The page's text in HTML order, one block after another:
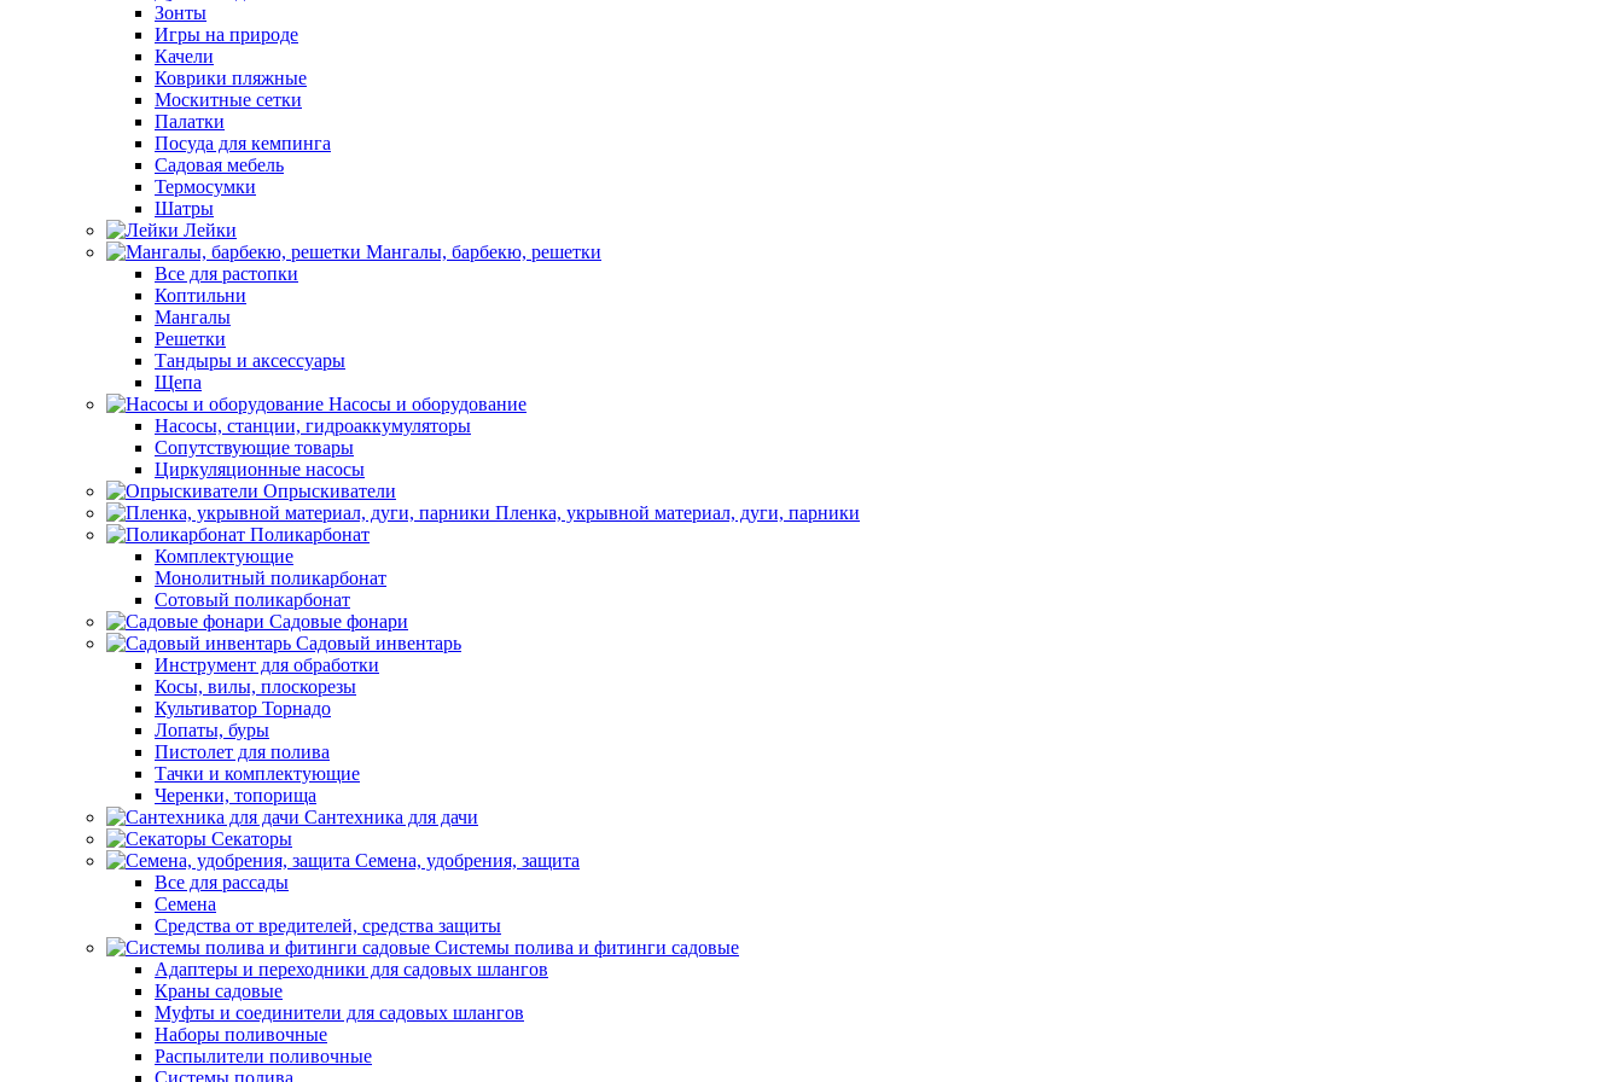
Зонты
Игры на природе
Качели
Коврики пляжные
Москитные сетки
Палатки
Посуда для кемпинга
Садовая мебель
Термосумки
Шатры
Лейки
Мангалы, барбекю, решетки
Все для растопки
Коптильни
Мангалы
Решетки
Тандыры и аксессуары
Щепа
Насосы и оборудование
Насосы, станции, гидроаккумуляторы
Сопутствующие товары
Циркуляционные насосы
Опрыскиватели
Пленка, укрывной материал, дуги, парники
Поликарбонат
Комплектующие
Монолитный поликарбонат
Сотовый поликарбонат
Садовые фонари
Садовый инвентарь
Инструмент для обработки
Косы, вилы, плоскорезы
Культиватор Торнадо
Лопаты, буры
Пистолет для полива
Тачки и комплектующие
Черенки, топорища
Сантехника для дачи
Секаторы
Семена, удобрения, защита
Все для рассады
Семена
Средства от вредителей, средства защиты
Системы полива и фитинги садовые
Адаптеры и переходники для садовых шлангов
Краны садовые
Муфты и соединители для садовых шлангов
Наборы поливочные
Распылители поливочные
Системы полива